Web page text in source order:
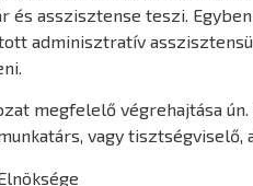
és asszisztense teszi.
adminisztratív
megfelelő végrehajtása
vagy tisztségviselő,